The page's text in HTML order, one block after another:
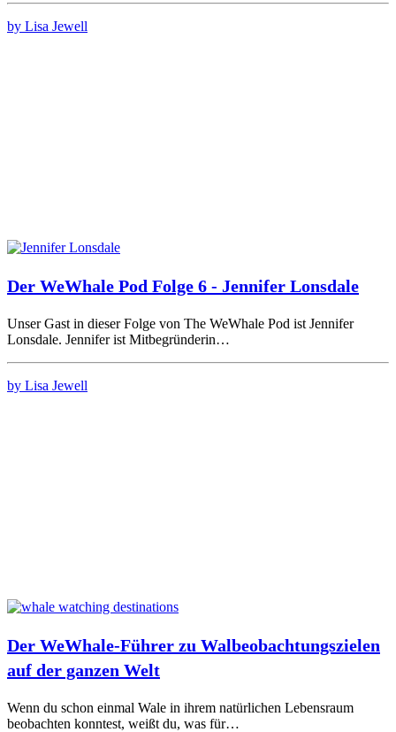
by Lisa Jewell
Der WeWhale Pod Folge 6 - Jennifer Lonsdale
Unser Gast in dieser Folge von The WeWhale Pod ist Jennifer
Lonsdale. Jennifer ist Mitbegründerin…
by Lisa Jewell
Der WeWhale-Führer zu Walbeobachtungszielen
auf der ganzen Welt
Wenn du schon einmal Wale in ihrem natürlichen Lebensraum
beobachten konntest, weißt du, was für…